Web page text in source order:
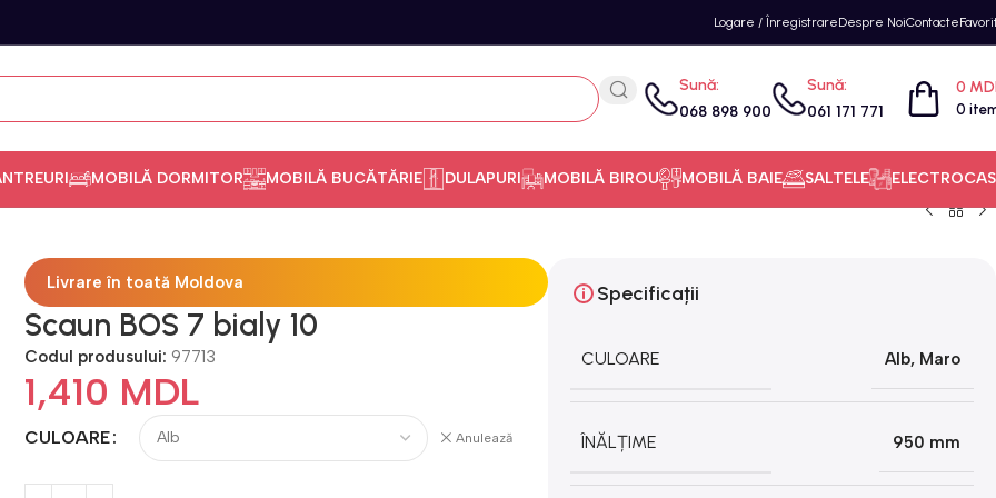
Logare / ÎnregistrareDespre NoiContacte
Sună:
068 898 900
Sună:
061 171 771 0
0
MOBILĂ DORMITOR MOBILĂ BUCĂTĂRIE DULAPURI MOBILĂ BIROU MOBILĂ BAIE SALTELE
Livrare în toată Moldova
Scaun BOS 7 bialy 10
Codul produsului:97713
1,410 MDL
CULOARE Anulează
Specificații
CULOARE Alb, Maro
ÎNĂLȚIME 950 mm